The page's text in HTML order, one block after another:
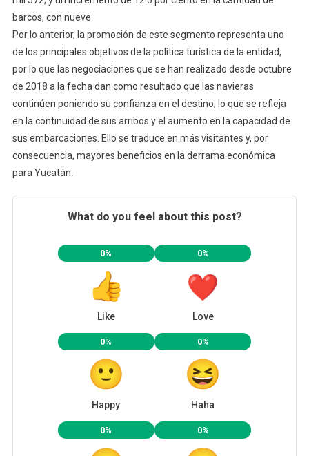
barcos, con nueve.
Por lo anterior, la promoción de este segmento representa uno
de los principales objetivos de la política turística de la entidad,
por lo que las negociaciones que se han realizado desde octubre
de 2018 a la fecha dan como resultado que las navieras
continúen poniendo su confianza en el destino, lo que se refleja
en la continuidad de sus arribos y el aumento en la capacidad de
sus embarcaciones. Ello se traduce en más visitantes y, por
consecuencia, mayores beneficios en la derrama económica
para Yucatán.
What do you feel about this post?
0%
Like
0%
Love
0%
Happy
0%
Haha
0% 0%